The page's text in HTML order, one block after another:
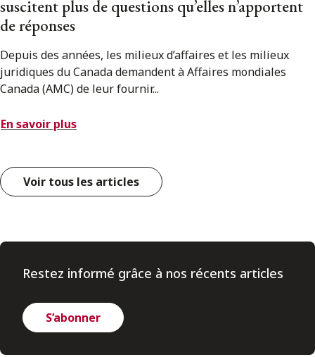
suscitent plus de questions qu’elles n’apportent
de réponses
Depuis des années, les milieux d’affaires et les milieux
juridiques du Canada demandent à Affaires mondiales
Canada (AMC) de leur fournir...
En savoir plus
Voir tous les articles
Restez informé grâce à nos récents articles
S’abonner